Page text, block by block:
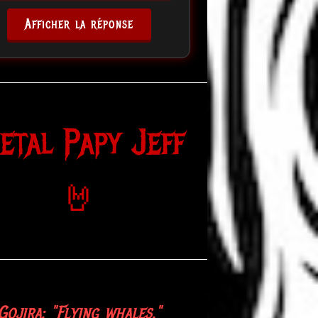
Afficher la réponse
Papy Jeff
🤘
"Flying whales."